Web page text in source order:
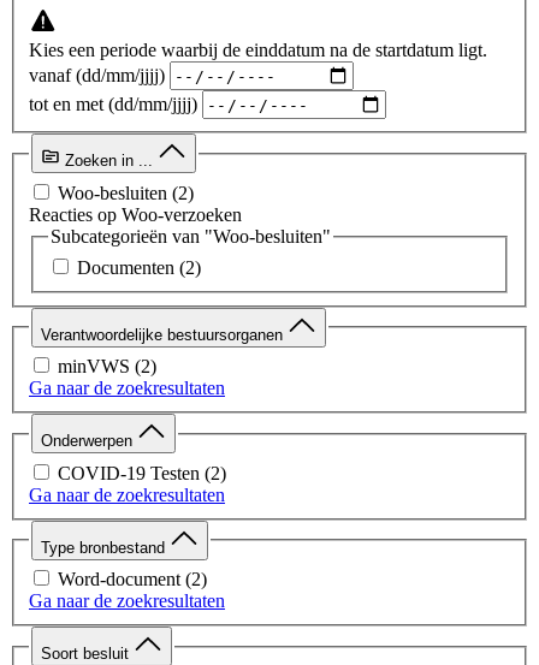
Kies een periode waarbij de einddatum na de startdatum ligt.
vanaf (dd/mm/jjjj)
tot en met (dd/mm/jjjj)
Zoeken in ...
Woo-besluiten (2)
Reacties op Woo-verzoeken
Subcategorieën van "Woo-besluiten"
Documenten (2)
Verantwoordelijke bestuursorganen
minVWS (2)
Ga naar de zoekresultaten
Onderwerpen
COVID-19 Testen (2)
Ga naar de zoekresultaten
Type bronbestand
Word-document (2)
Ga naar de zoekresultaten
Soort besluit